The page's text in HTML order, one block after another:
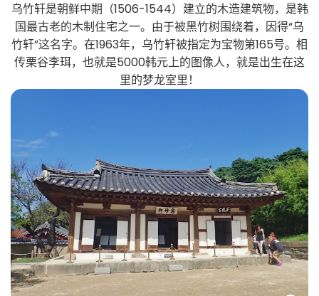
乌竹轩是朝鲜中期（1506-1544）建立的木造建筑物，是韩
国最古老的木制住宅之一。由于被黑竹树围绕着，因得“乌
竹轩”这名字。在1963年，乌竹轩被指定为宝物第165号。相
传栗谷李珥，也就是5000韩元上的图像人，就是出生在这
里的梦龙室里！